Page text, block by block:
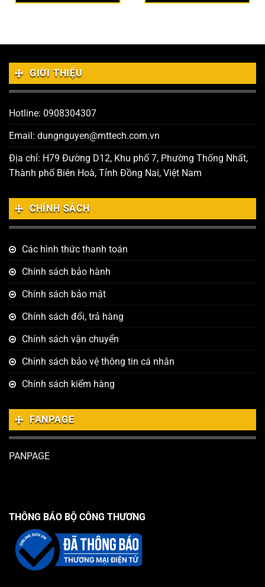
GIỚI THIỆU
Hotline: 0908304307
Email: dungnguyen@mttech.com.vn
Địa chỉ: H79 Đường D12, Khu phố 7, Phường Thống Nhất,
Thành phố Biên Hoà, Tỉnh Đồng Nai, Việt Nam
CHÍNH SÁCH
Các hình thức thanh toán
Chính sách bảo hành
Chính sách bảo mật
Chính sách đổi, trả hàng
Chính sách vận chuyển
Chính sách bảo vệ thông tin cá nhân
Chính sách kiểm hàng
FANPAGE
PANPAGE
THÔNG BÁO BỘ CÔNG THƯƠNG